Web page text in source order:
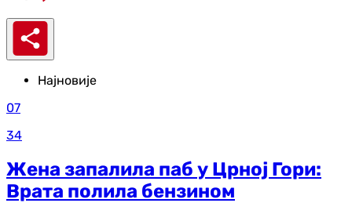
Најновије
07
34
Жена запалила паб у Црној Гори:
Врата полила бензином